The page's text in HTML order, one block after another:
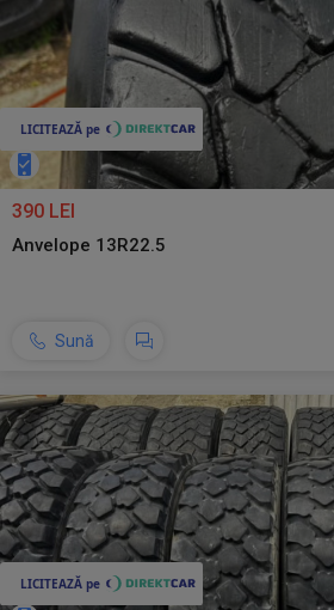
390 LEI
Anvelope 13R22.5
Sună